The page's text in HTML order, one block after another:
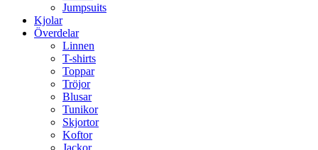
Jumpsuits
Kjolar
Överdelar
Linnen
T-shirts
Toppar
Tröjor
Blusar
Tunikor
Skjortor
Koftor
Jackor